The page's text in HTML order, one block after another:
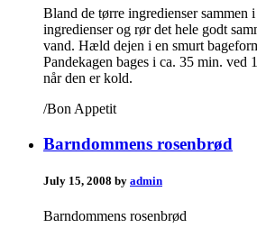
Bland de tørre ingredienser
ingredienser og rør det hele godt
vand. Hæld dejen i en smurt
Pandekagen bages i ca. 35 min. ved
når den er kold.
/Bon Appetit
Barndommens rosenbrød
July 15, 2008 by admin
Barndommens rosenbrød